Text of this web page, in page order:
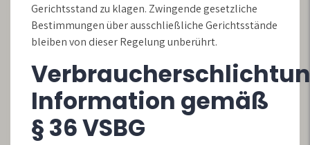
Gerichtsstand zu klagen. Zwingende gesetzliche
Bestimmungen über ausschließliche Gerichtsstände
bleiben von dieser Regelung unberührt.
Information gemäß
§ 36 VSBG